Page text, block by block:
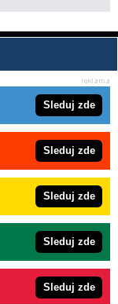
Sleduj zde
Sleduj zde
Sleduj zde
Sleduj zde
Sleduj zde